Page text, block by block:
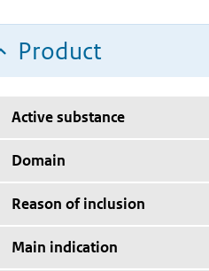
Product
Active substance
Domain
Reason of inclusion
Main indication